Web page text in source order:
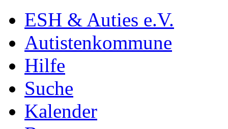
ESH & Auties e.V.
Autistenkommune
Hilfe
Suche
Kalender